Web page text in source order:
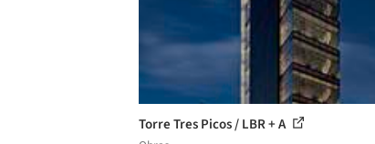
Torre Tres Picos / LBR + A